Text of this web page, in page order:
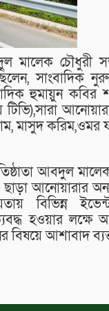
মালেক
সাংবাদিক
হুমায়ুন কবির
মাসুদ করিম,ওমর
আবদুল
আনোয়ারার
বিভিন্ন
হওয়ার
বিষয়ে আশাবাদ